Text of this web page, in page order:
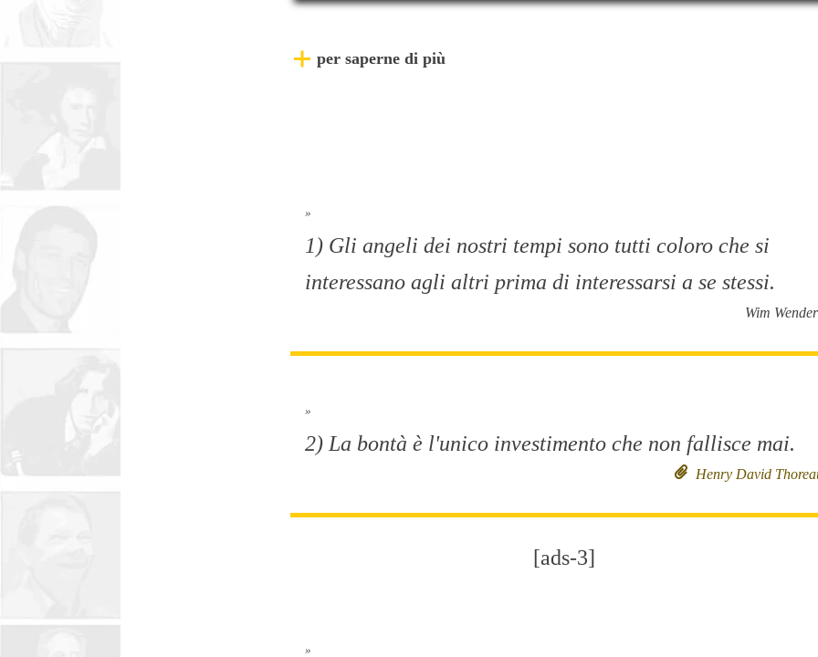
per saperne di più
»
1) Gli angeli dei nostri tempi sono tutti coloro che si
interessano agli altri prima di interessarsi a se stessi.
Wim
»
2) La bontà è l'unico investimento che non fallisce mai.
Henry David
[ads-3]
»